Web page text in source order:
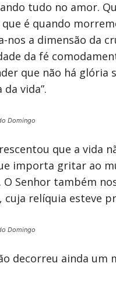
tudo no amor.
é quando
nos a dimensão da
da fé
que não há glória
vida”.
Domingo
que a vida
importa gritar ao
O Senhor também
cuja relíquia esteve
Domingo
decorreu ainda